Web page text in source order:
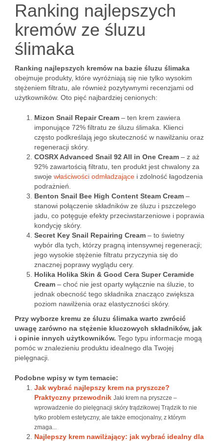
Ranking najlepszych
kremów ze śluzu
ślimaka
Ranking najlepszych kremów na bazie śluzu ślimaka
obejmuje produkty, które wyróżniają się nie tylko wysokim
stężeniem filtratu, ale również pozytywnymi recenzjami od
użytkowników. Oto pięć najbardziej cenionych:
Mizon Snail Repair Cream – ten krem zawiera
imponujące 72% filtratu ze śluzu ślimaka. Klienci
często podkreślają jego skuteczność w nawilżaniu oraz
regeneracji skóry.
COSRX Advanced Snail 92 All in One Cream – z aż
92% zawartością filtratu, ten produkt jest chwalony za
swoje właściwości odmładzające i zdolność łagodzenia
podrażnień.
Benton Snail Bee High Content Steam Cream –
stanowi połączenie składników ze śluzu i pszczelego
jadu, co potęguje efekty przeciwstarzeniowe i poprawia
kondycję skóry.
Secret Key Snail Repairing Cream – to świetny
wybór dla tych, którzy pragną intensywnej regeneracji;
jego wysokie stężenie filtratu przyczynia się do
znacznej poprawy wyglądu cery.
Holika Holika Skin & Good Cera Super Ceramide
Cream – choć nie jest oparty wyłącznie na śluzie, to
jednak obecność tego składnika znacząco zwiększa
poziom nawilżenia oraz elastyczności skóry.
Przy wyborze kremu ze śluzu ślimaka warto zwrócić
uwagę zarówno na stężenie kluczowych składników, jak
i opinie innych użytkowników. Tego typu informacje mogą
pomóc w znalezieniu produktu idealnego dla Twojej
pielęgnacji.
Podobne wpisy w tym temacie:
Jak wybrać najlepszy krem na pryszcze?
Praktyczny przewodnik Jaki krem na pryszcze –
wprowadzenie do pielęgnacji skóry trądzikowej Trądzik to nie
tylko problem estetyczny, ale także emocjonalny, z którym
zmaga...
Najlepszy krem nawilżający: jak wybrać idealny dla